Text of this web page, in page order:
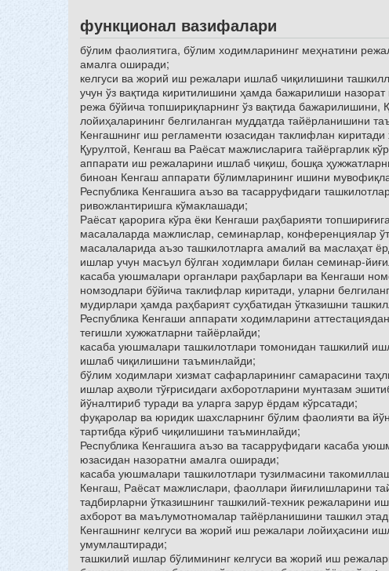
функционал вазифалари
бўлим фаолиятига, бўлим ходимларининг меҳнатини
амалга оширади;
келгуси ва жорий иш режалари ишлаб чиқилишини
учун ўз вақтида киритилишини ҳамда бажарилиши
режа бўйича топшириқларнинг ўз вақтида бажарилишини,
лойиҳаларининг белгиланган муддатда тайёрланишини
Кенгашнинг иш регламенти юзасидан таклифлан
Қурултой, Кенгаш ва Раёсат мажлисларига тайёргарлик
аппарати иш режаларини ишлаб чиқиш, бошқа
биноан Кенгаш аппарати бўлимларининг ишини
Республика Кенгашига аъзо ва тасарруфидаги
ривожлантиришга кўмаклашади;
Раёсат қарорига кўра ёки Кенгаши раҳбарияти
масалаларда мажлислар, семинарлар, конференциялар
масалаларида аъзо ташкилотларга амалий ва маслаҳат
ишлар учун масъул бўлган ходимлари билан семинар-
касаба уюшмалари органлари раҳбарлари ва Кенгаши
номзодлари бўйича таклифлар киритади, уларни
мудирлари ҳамда раҳбарият суҳбатидан ўтказишни
Республика Кенгаши аппарати ходимларини
тегишли хужжатларни тайёрлайди;
касаба уюшмалари ташкилотлари томонидан ташкилий
ишлаб чиқилишини таъминлайди;
бўлим ходимлари хизмат сафарларининг самарасини
ишлар аҳволи тўғрисидаги ахборотларини мунтазам
йўналтириб туради ва уларга зарур ёрдам кўрсатади;
фуқаролар ва юридик шахсларнинг бўлим фаолияти ва
тартибда кўриб чиқилишини таъминлайди;
Республика Кенгашига аъзо ва тасарруфидаги касаба
юзасидан назоратни амалга оширади;
касаба уюшмалари ташкилотлари тузилмасини
Кенгаш, Раёсат мажлислари, фаоллари йиғилишларини
тадбирларни ўтказишнинг ташкилий-техник режаларини
ахборот ва маълумотномалар тайёрланишини ташкил
Кенгашнинг келгуси ва жорий иш режалари лойиҳасини
умумлаштиради;
ташкилий ишлар бўлимининг келгуси ва жорий иш